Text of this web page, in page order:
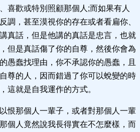
喜歡或特別照顧那個人;而如果有人
調，甚至漠視你的存在或者看扁你、
真話，但是他講的真話是忠言，也就
但是真話傷了你的自尊，然後你會為
愚蠢找理由，你不承認你的愚蠢，且
尊的人，因而錯過了你可以蛻變的時
這就是自我運作的方式。
恨那個人一輩子，或者對那個人一輩
個人竟然說我長得實在不怎麼樣，而